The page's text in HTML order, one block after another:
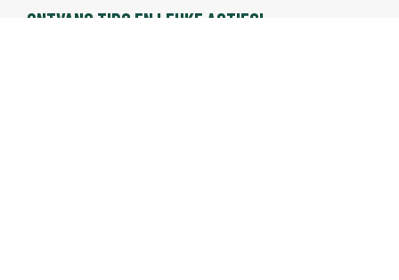
ONTVANG TIPS EN LEUKE ACTIES!